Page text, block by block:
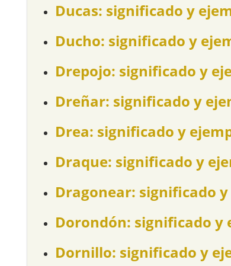
Ducas: significado y
Ducho: significado y
Drepojo: significado y
Dreñar: significado y
Drea: significado y
Draque: significado y
Dragonear: significado
Dorondón: significado y
Dornillo: significado y